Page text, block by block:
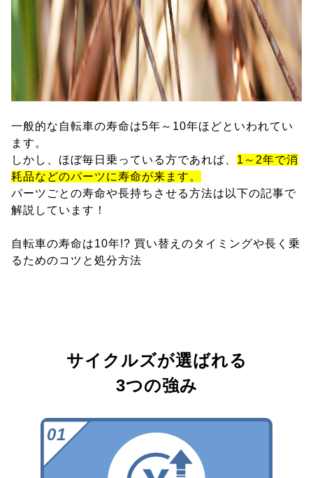
一般的な自転車の寿命は5年～10年ほどといわれてい
ます。
しかし、ほぼ毎日乗っている方であれば、 1～2年で消
耗品などのパーツに寿命が来ます。
パーツごとの寿命や長持ちさせる方法は以下の記事で
解説しています！
自転車の寿命は10年!? 買い替えのタイミングや長く乗
るためのコツと処分方法
サイクルズが選ばれる
3つの強み